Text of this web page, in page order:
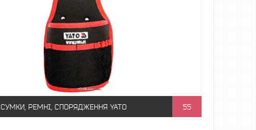
СУМКИ, РЕМНІ, СПОРЯДЖЕННЯ YATO 55